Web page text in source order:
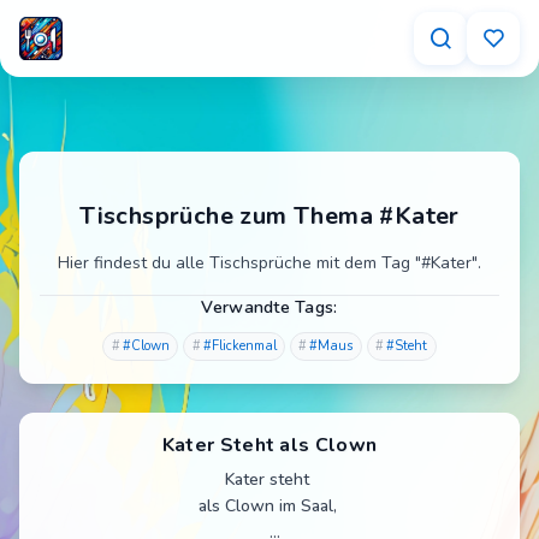
Tischsprüche zum Thema #Kater
Hier findest du alle Tischsprüche mit dem Tag "#Kater".
Verwandte Tags:
#Clown #Flickenmal #Maus #Steht
Kater Steht als Clown
Kater steht
als Clown im Saal,